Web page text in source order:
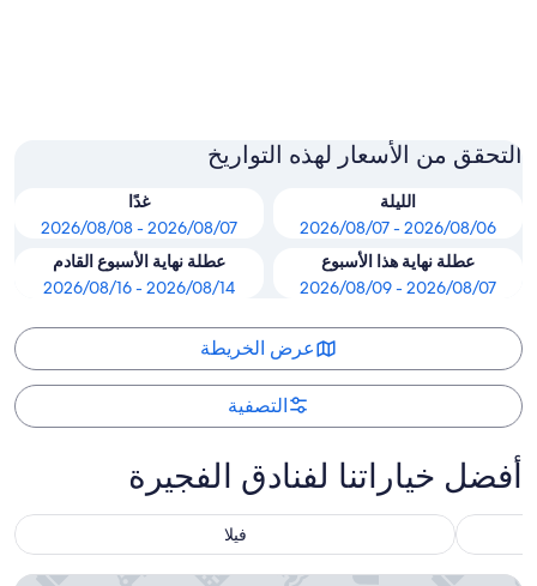
التحقق من الأسعار لهذه التواريخ
الليلة
2026/08/06 - 2026/08/07
غدًا
2026/08/07 - 2026/08/08
عطلة نهاية هذا الأسبوع
2026/08/07 - 2026/08/09
عطلة نهاية الأسبوع القادم
2026/08/14 - 2026/08/16
عرض الخريطة
التصفية
أفضل خياراتنا لفنادق الفجيرة
فيلا